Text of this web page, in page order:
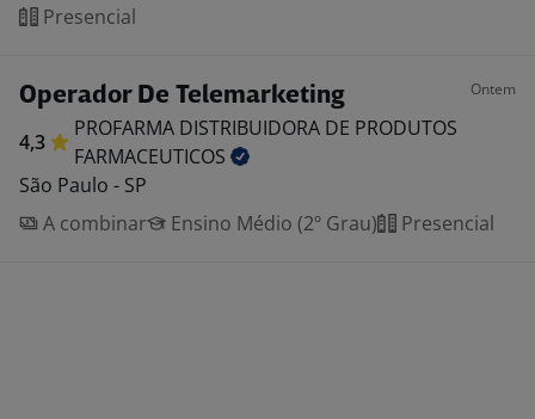
Presencial
Operador De Telemarketing Ontem
4,3
PROFARMA DISTRIBUIDORA DE PRODUTOS
FARMACEUTICOS
São Paulo - SP
A combinar
Ensino Médio (2º Grau) Presencial